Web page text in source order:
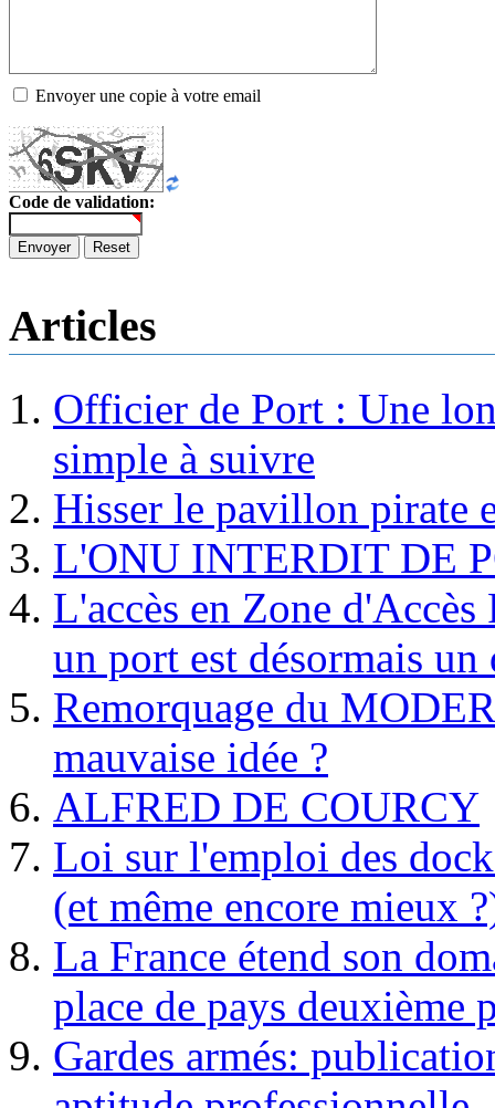
Envoyer une copie à votre email
Code de validation:
Envoyer Reset
Articles
Officier de Port : Une
simple à suivre
Hisser le pavillon pirate
L'ONU INTERDIT DE
L'accès en Zone
un port est désormais un
Remorquage du
mauvaise idée ?
ALFRED DE COURCY
Loi sur l'emploi des
(et même encore mieux
La France étend son
place de pays deuxième
Gardes armés: